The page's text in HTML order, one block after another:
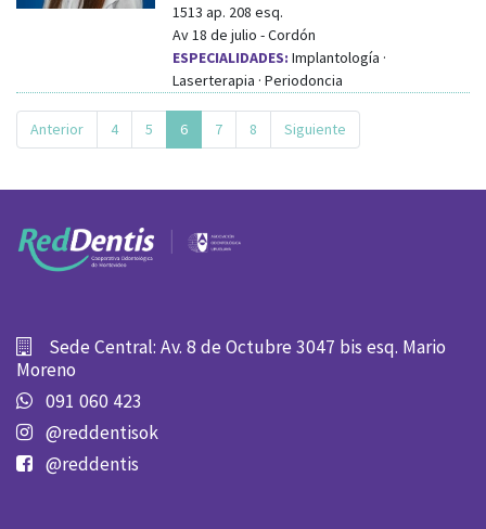
1513 ap. 208 esq.
Av 18 de julio -Cordón
ESPECIALIDADES: Implantología ·
Laserterapia · Periodoncia
Anterior 4 5 6 7 8 Siguiente
Sede Central: Av. 8 de Octubre 3047 bis esq. Mario
Moreno
091 060 423
@reddentisok
@reddentis